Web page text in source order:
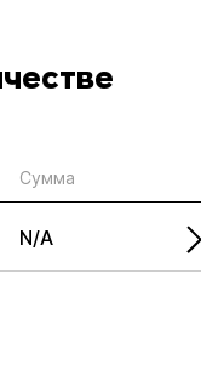
Сумма
N/A